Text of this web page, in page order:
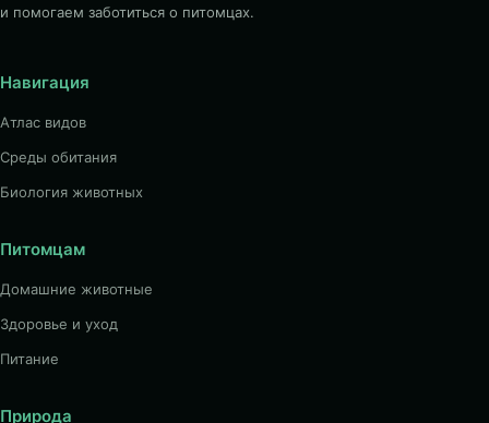
и помогаем заботиться о питомцах.
Навигация
Атлас видов
Среды обитания
Биология животных
Питомцам
Домашние животные
Здоровье и уход
Питание
Природа